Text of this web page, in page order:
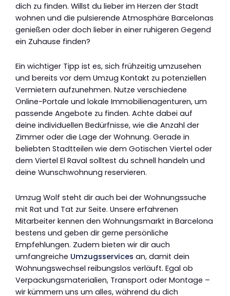
dich zu finden. Willst du lieber im Herzen der Stadt
wohnen und die pulsierende Atmosphäre Barcelonas
genießen oder doch lieber in einer ruhigeren Gegend
ein Zuhause finden?
Ein wichtiger Tipp ist es, sich frühzeitig umzusehen
und bereits vor dem Umzug Kontakt zu potenziellen
Vermietern aufzunehmen. Nutze verschiedene
Online-Portale und lokale Immobilienagenturen, um
passende Angebote zu finden. Achte dabei auf
deine individuellen Bedürfnisse, wie die Anzahl der
Zimmer oder die Lage der Wohnung. Gerade in
beliebten Stadtteilen wie dem Gotischen Viertel oder
dem Viertel El Raval solltest du schnell handeln und
deine Wunschwohnung reservieren.
Umzug Wolf steht dir auch bei der Wohnungssuche
mit Rat und Tat zur Seite. Unsere erfahrenen
Mitarbeiter kennen den Wohnungsmarkt in Barcelona
bestens und geben dir gerne persönliche
Empfehlungen. Zudem bieten wir dir auch
umfangreiche Umzugsservices an, damit dein
Wohnungswechsel reibungslos verläuft. Egal ob
Verpackungsmaterialien, Transport oder Montage –
wir kümmern uns um alles, während du dich